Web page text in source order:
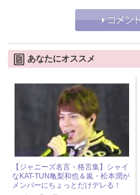
あなたにオススメ
【ジャニーズ名言・格言集】シャイ
なKAT-TUN亀梨和也＆嵐・松本潤が
メンバーにちょっとだけデレる！